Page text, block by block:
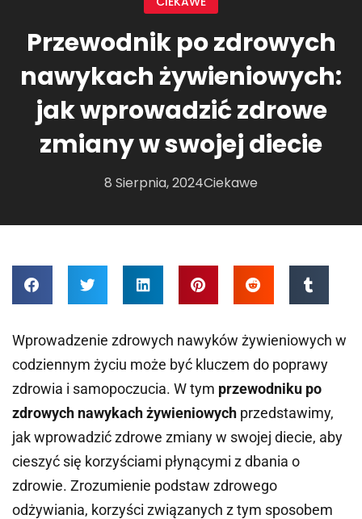
Przewodnik po zdrowych
nawykach żywieniowych:
jak wprowadzić zdrowe
zmiany w swojej diecie
8 Sierpnia, 2024Ciekawe
Wprowadzenie zdrowych nawyków żywieniowych w
codziennym życiu może być kluczem do poprawy
zdrowia i samopoczucia. W tym przewodniku po
zdrowych nawykach żywieniowych przedstawimy,
jak wprowadzić zdrowe zmiany w swojej diecie, aby
cieszyć się korzyściami płynącymi z dbania o
zdrowie. Zrozumienie podstaw zdrowego
odżywiania, korzyści związanych z tym sposobem